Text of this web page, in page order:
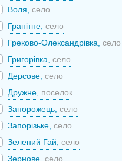
Воля,село
Гранітне,село
Греково-Олександрівка,село
Григорівка,село
Дерсове,село
Дружне, поселок
Запорожець,село
Запорізьке,село
Зелений Гай,село
Зернове,село